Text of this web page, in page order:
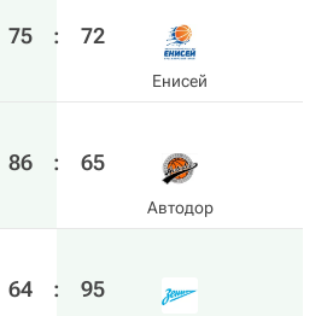
75 : 72
Енисей
86 : 65
Автодор
64 : 95